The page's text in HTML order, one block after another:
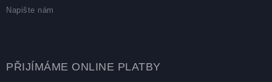
Napište nám
PŘIJÍMÁME ONLINE PLATBY